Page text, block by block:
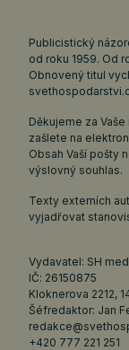
Publicistický
od roku 1959. Od
Obnovený titul
Děkujeme za
zašlete na
Obsah Vaší pošty
výslovný souhlas.
Texty externích
vyjadřovat
Vydavatel: SH
IČ: 26150875
Kloknerova 2212,
Šéfredaktor: Jan
+420 777 221 251